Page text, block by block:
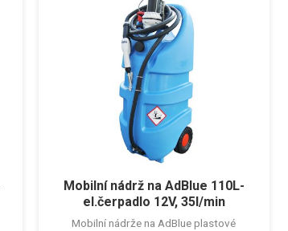
Mobilní nádrž na AdBlue 110L-
el.čerpadlo 12V, 35l/min
Mobilní nádrže na AdBlue plastové